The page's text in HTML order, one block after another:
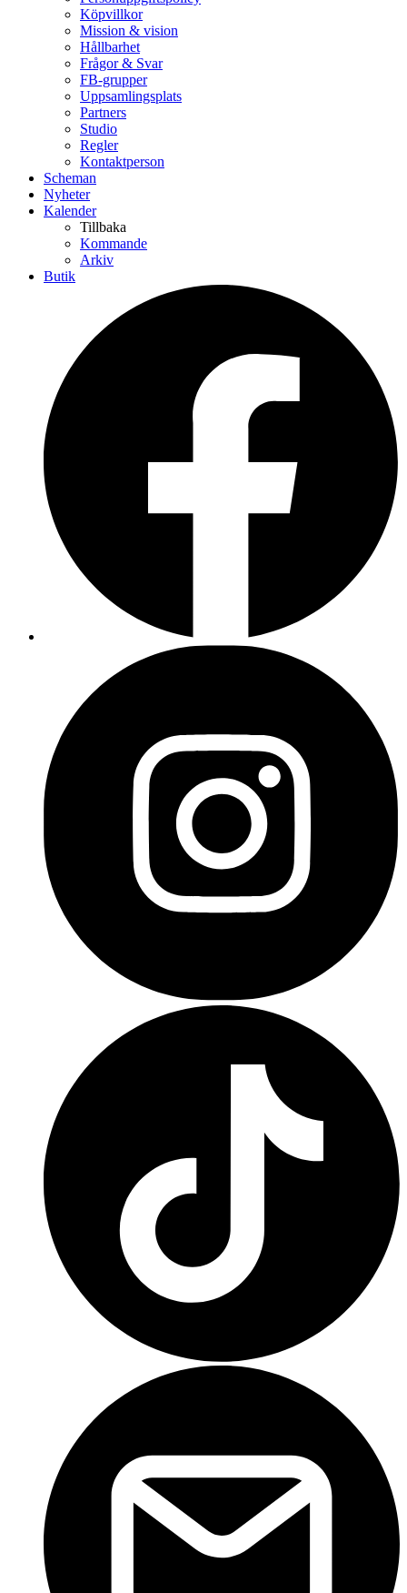
Köpvillkor
Mission & vision
Hållbarhet
Frågor & Svar
FB-grupper
Uppsamlingsplats
Partners
Studio
Regler
Kontaktperson
Scheman
Nyheter
Kalender
Tillbaka
Kommande
Arkiv
Butik